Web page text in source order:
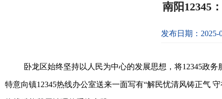
南阳12345
发布日期：2025-
卧龙区始终坚持以人民为中心的发展思想，将12345政
特意向镇12345热线办公室送来一面写有“解民忧清风铸正气